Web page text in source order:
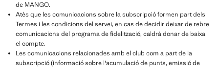
de MANGO.
Atès que les comunicacions sobre la subscripció formen part dels
Termes i les condicions del servei, en cas de decidir deixar de rebre
comunicacions del programa de fidelització, caldrà donar de baixa
el compte.
Les comunicacions relacionades amb el club com a part de la
subscripció (informació sobre l'acumulació de punts, emissió de